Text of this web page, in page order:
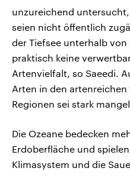
unzureichend
seien nicht öffentlich
der Tiefsee unterhalb
praktisch keine
Artenvielfalt, so Saeedi.
Arten in den
Regionen sei stark
Die Ozeane bedecken
Erdoberfläche und
Klimasystem und die